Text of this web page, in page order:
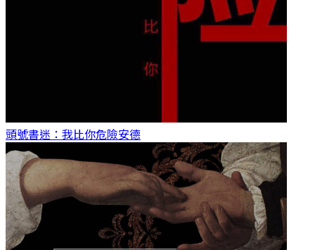
頭號書迷：我比你危險安德